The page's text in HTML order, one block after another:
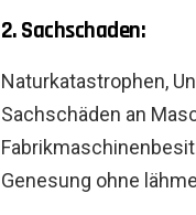
2. Sachschaden:
Naturkatastrophen,
Sachschäden an
Genesung ohne